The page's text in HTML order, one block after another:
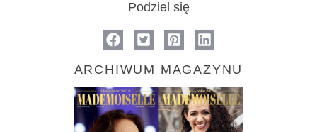
Podziel się
ARCHIWUM MAGAZYNU